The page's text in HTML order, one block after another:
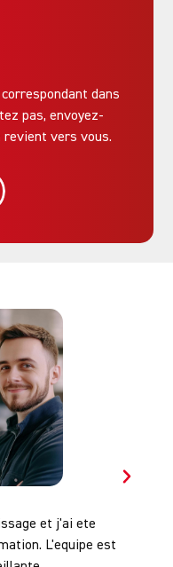
dans
pas, envoyez-
vers vous.
et j'ai ete
L'equipe est